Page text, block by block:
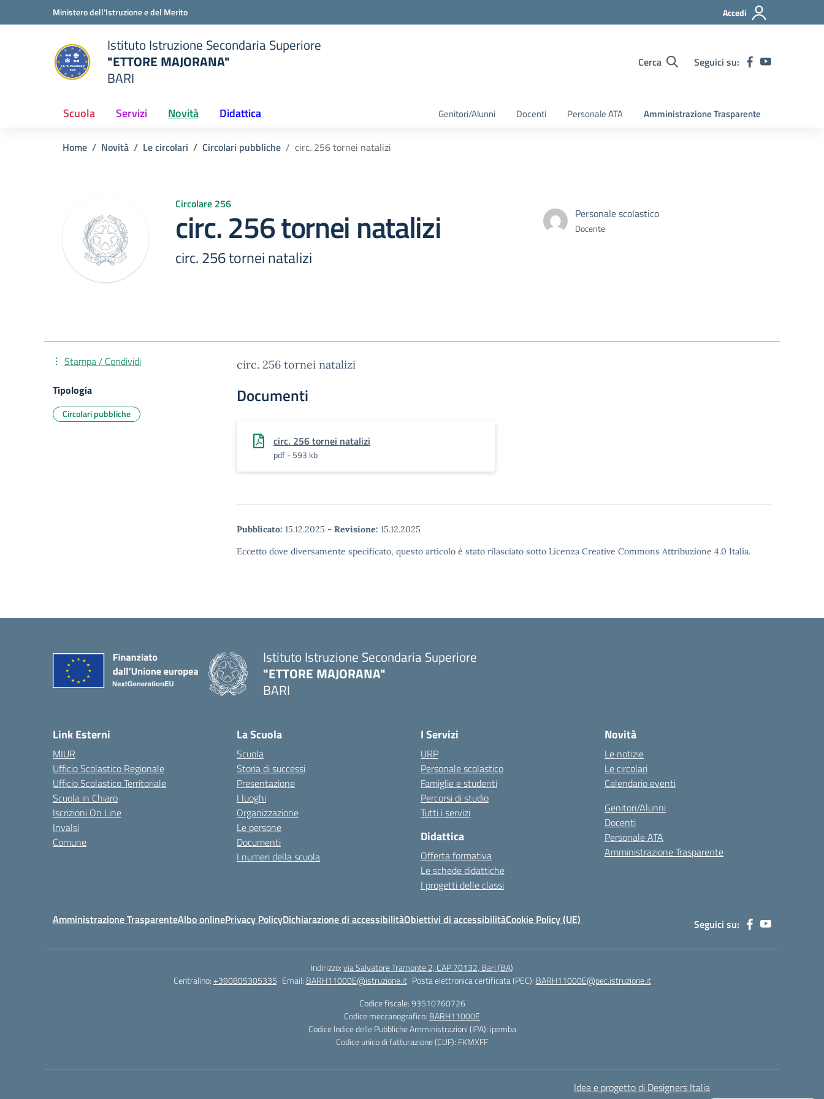
Vai ai contenuti
Vai al menu di navigazioneMinistero dell'Istruzione e del Merito Accedi
scuola
Istituto Istruzione Secondaria Superiore
"ETTORE MAJORANA"
BARI
Cerca Seguici su:
Scuola Servizi Novità Didattica Genitori/Alunni Docenti Personale ATA Amministrazione Trasparente
Home Novità Le circolari Circolari pubbliche circ. 256 tornei natalizi
Circolare 256
circ. 256 tornei natalizi
circ. 256 tornei natalizi
Personale scolastico
Docente
circ. 256 tornei natalizi
Documenti
circ. 256 tornei natalizi
pdf - 593 kb
Pubblicato: 15.12.2025 - Revisione: 15.12.2025
Eccetto dove diversamente specificato, questo articolo è stato rilasciato sotto Licenza Creative Commons Attribuzione 4.0 Italia.
Stampa / Condividi
Tipologia
Circolari pubbliche
Istituto Istruzione Secondaria Superiore
"ETTORE MAJORANA"
BARI
Link Esterni
MIUR
Ufficio Scolastico Regionale
Ufficio Scolastico Territoriale
Scuola in Chiaro
Iscrizioni On Line
Invalsi
Comune
La Scuola
Scuola
Storia di successi
Presentazione
I luoghi
Organizzazione
Le persone
Documenti
I numeri della scuola
I Servizi
URP
Personale scolastico
Famiglie e studenti
Percorsi di studio
Tutti i servizi
Didattica
Offerta formativa
Le schede didattiche
I progetti delle classi
Novità
Le notizie
Le circolari
Calendario eventi
Genitori/Alunni
Docenti
Personale ATA
Amministrazione Trasparente
Amministrazione TrasparenteAlbo onlinePrivacy PolicyDichiarazione di accessibilitàObiettivi di accessibilitàCookie Policy (UE) Seguici su:
Indirizzo:via Salvatore Tramonte 2, CAP 70132, Bari (BA)
Centralino:+390805305335 Email: BARH11000E@istruzione.it Posta elettronica certificata (PEC): BARH11000E@pec.istruzione.it
Codice fiscale: 93510760726
Codice meccanografico: BARH11000E
Codice Indice delle Pubbliche Amministrazioni (IPA): ipemba
Codice unico di fatturazione (CUF): FKMXFF
Idea e progetto di Designers Italia